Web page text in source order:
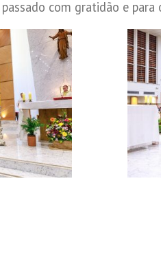
com gratidão e